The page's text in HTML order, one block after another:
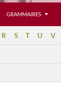
GRAMMAIRES
R S T U V